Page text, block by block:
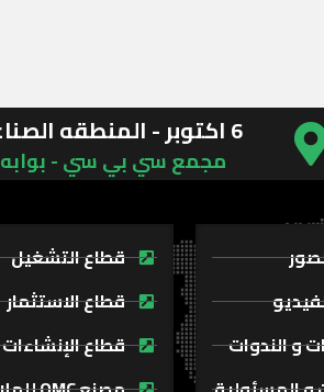
6 اكتوبر - المنطقه الصناعية
مجمع سي بي سي - بوابه 3
و الندوات
قطاع التشغيل
قطاع الاستثمار
قطاع الإنشاءات